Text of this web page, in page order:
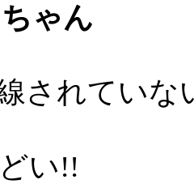
ゃん
されてい
い!!